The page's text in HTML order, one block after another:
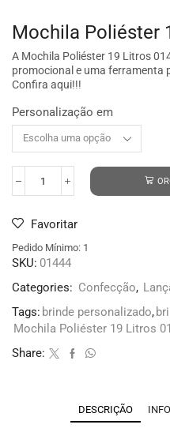
Mochila Poliéster
A Mochila Poliéster 19 Litros
promocional e uma ferramenta
Confira aqui!!!
Personalização em
Favoritar
Pedido Mínimo: 1
SKU: 01444
Categories: Confecção,
Tags: brinde personalizado,
Mochila Poliéster 19 Litros
Share:
DESCRIÇÃO